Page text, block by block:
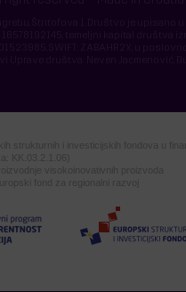
strukturnih i investicijskih fondova u
KK.03.2.1.06)
fond za regionalni razvoj